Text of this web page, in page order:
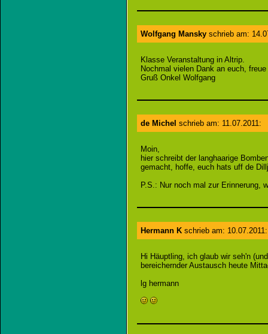
Wolfgang Mansky schrieb am:
Klasse Veranstaltung in Altrip.
Nochmal vielen Dank an euch,
Gruß Onkel Wolfgang
de Michel schrieb am: 11.07.2011:
Moin,
hier schreibt der langhaarige
gemacht, hoffe, euch hats uff de
P.S.: Nur noch mal zur Erinnerung,
Hermann K schrieb am: 10.07.2011:
Hi Häuptling, ich glaub wir seh'n
bereichernder Austausch heute
lg hermann